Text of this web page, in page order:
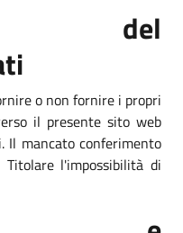
del
o non fornire i propri
il presente sito web
Il mancato conferimento
l'impossibilità di